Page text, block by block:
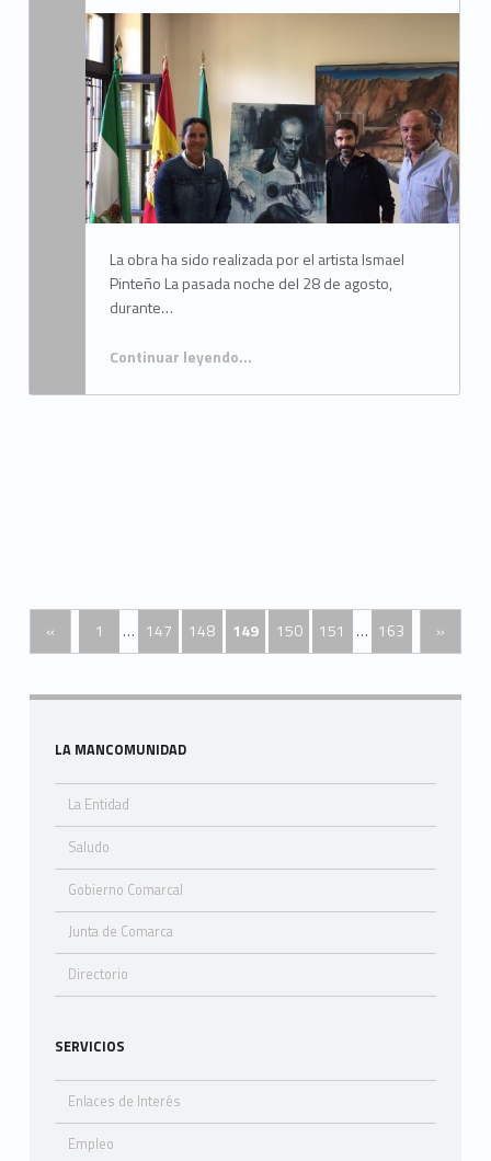
La obra ha sido realizada por el artista Ismael
Pinteño La pasada noche del 28 de agosto,
durante…
Continuar leyendo…
« 1 … 147 148 149 150 151 … 163 »
Sidebar
LA MANCOMUNIDAD
La Entidad
Saludo
Gobierno Comarcal
Junta de Comarca
Directorio
SERVICIOS
Enlaces de Interés
Empleo